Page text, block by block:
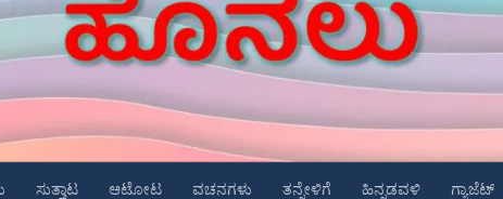
ಸುತ್ತಾಟ ಆಟೋಟ ವಚನಗಳು ತನ್ನೇಳಿಗೆ ಹಿನ್ನಡವಳಿ ಗ್ಯಾಜೆಟ್